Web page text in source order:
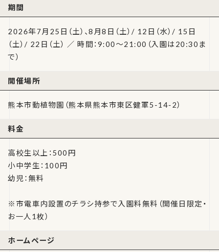
期間
2026年7月25日（土）、8月8日（土）/ 12日（水）/ 15日
（土）/ 22日（土） ／ 時間：9:00〜21:00（入園は20:30ま
で）
開催場所
熊本市動植物園（熊本県熊本市東区健軍5-14-2）
料金
高校生以上：500円
小中学生：100円
幼児：無料
※市電車内設置のチラシ持参で入園料無料（開催日限定・
お一人1枚）
ホームページ